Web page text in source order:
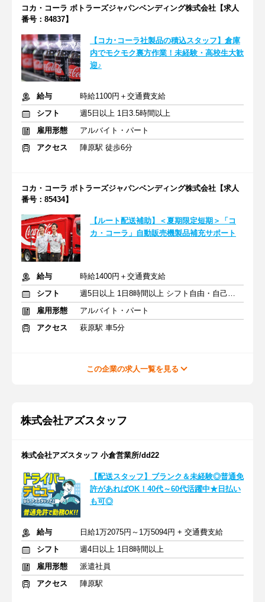
コカ・コーラ ボトラーズジャパンベンディング株式会社【求人
番号：84837】
【コカ･コーラ社製品の積込スタッフ】倉庫
内でモクモク裏方作業！未経験・高校生大歓
迎♪
給与
時給1100円＋交通費支給
シフト
週5日以上 1日3.5時間以上
雇用形態
アルバイト・パート
アクセス
陣原駅 徒歩6分
コカ・コーラ ボトラーズジャパンベンディング株式会社【求人
番号：85434】
【ルート配送補助】＜夏期限定短期＞「コ
カ・コーラ」自動販売機製品補充サポート
給与
時給1400円＋交通費支給
シフト
週5日以上 1日8時間以上 シフト自由・自己申告
雇用形態
アルバイト・パート
アクセス
萩原駅 車5分
この企業の求人一覧を見る
株式会社アズスタッフ
株式会社アズスタッフ 小倉営業所/dd22
【配送スタッフ】ブランク＆未経験◎普通免
許があればOK！40代～60代活躍中★日払い
も可◎
給与
日給1万2075円～1万5094円 + 交通費支給
シフト
週4日以上 1日8時間以上
雇用形態
派遣社員
アクセス
陣原駅